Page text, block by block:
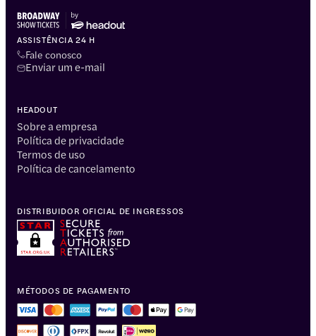
ASSISTÊNCIA 24 H
Fale conosco
Enviar um e-mail
HEADOUT
Sobre a empresa
Política de privacidade
Termos de uso
Política de cancelamento
MÉTODOS DE PAGAMENTO
DISTRIBUIDOR OFICIAL DE INGRESSOS